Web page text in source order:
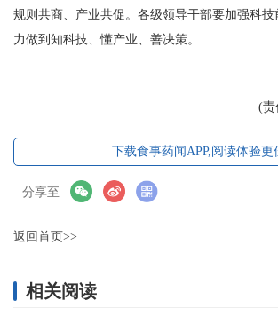
规则共商、产业共促。各级领导干部要加强科
力做到知科技、懂产业、善决策。
(责
下载食事药闻APP,阅读体验更
分享至
返回首页>>
相关阅读